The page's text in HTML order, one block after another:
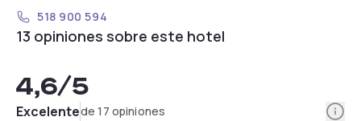
518 900 594
13 opiniones sobre este hotel
4,6/5
Excelentede 17 opiniones